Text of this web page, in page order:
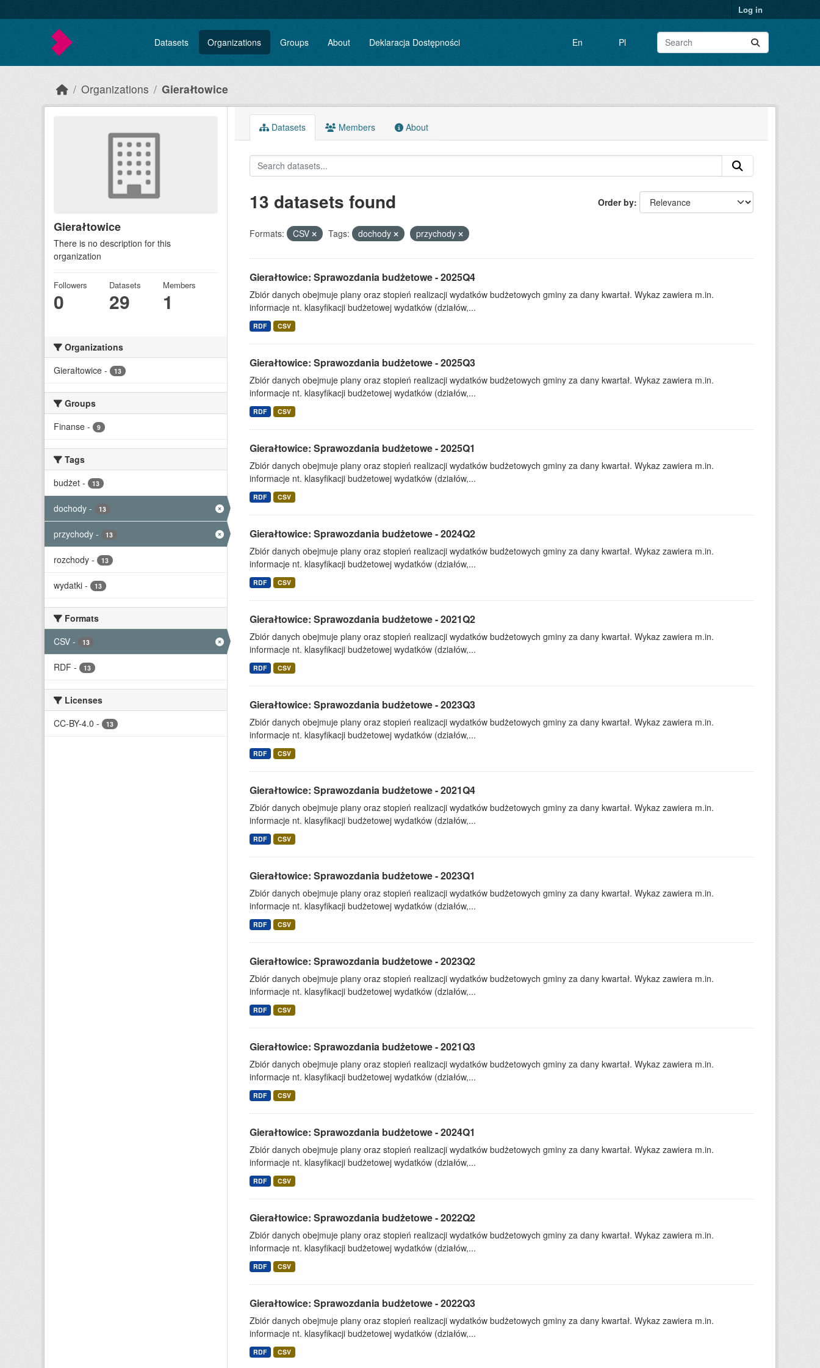
Log in
Datasets Organizations Groups About Deklaracja Dostępności En Pl
Organizations Gierałtowice
Gierałtowice
There is no description for this
organization
Followers
0
Datasets
29
Members
1
Organizations
Gierałtowice - 13
Groups
Finanse - 9
Tags
budżet - 13
dochody - 13
przychody - 13
rozchody - 13
wydatki - 13
Formats
CSV - 13
RDF - 13
Licenses
CC-BY-4.0 - 13
Datasets Members About
Order by
13 datasets found
Formats: CSV Tags: dochody przychody
Gierałtowice: Sprawozdania budżetowe - 2025Q4
Zbiór danych obejmuje plany oraz stopień realizacji wydatków budżetowych gminy za dany kwartał. Wykaz zawiera m.in.
informacje nt. klasyfikacji budżetowej wydatków (działów,...
RDF CSV
Gierałtowice: Sprawozdania budżetowe - 2025Q3
Zbiór danych obejmuje plany oraz stopień realizacji wydatków budżetowych gminy za dany kwartał. Wykaz zawiera m.in.
informacje nt. klasyfikacji budżetowej wydatków (działów,...
RDF CSV
Gierałtowice: Sprawozdania budżetowe - 2025Q1
Zbiór danych obejmuje plany oraz stopień realizacji wydatków budżetowych gminy za dany kwartał. Wykaz zawiera m.in.
informacje nt. klasyfikacji budżetowej wydatków (działów,...
RDF CSV
Gierałtowice: Sprawozdania budżetowe - 2024Q2
Zbiór danych obejmuje plany oraz stopień realizacji wydatków budżetowych gminy za dany kwartał. Wykaz zawiera m.in.
informacje nt. klasyfikacji budżetowej wydatków (działów,...
RDF CSV
Gierałtowice: Sprawozdania budżetowe - 2021Q2
Zbiór danych obejmuje plany oraz stopień realizacji wydatków budżetowych gminy za dany kwartał. Wykaz zawiera m.in.
informacje nt. klasyfikacji budżetowej wydatków (działów,...
RDF CSV
Gierałtowice: Sprawozdania budżetowe - 2023Q3
Zbiór danych obejmuje plany oraz stopień realizacji wydatków budżetowych gminy za dany kwartał. Wykaz zawiera m.in.
informacje nt. klasyfikacji budżetowej wydatków (działów,...
RDF CSV
Gierałtowice: Sprawozdania budżetowe - 2021Q4
Zbiór danych obejmuje plany oraz stopień realizacji wydatków budżetowych gminy za dany kwartał. Wykaz zawiera m.in.
informacje nt. klasyfikacji budżetowej wydatków (działów,...
RDF CSV
Gierałtowice: Sprawozdania budżetowe - 2023Q1
Zbiór danych obejmuje plany oraz stopień realizacji wydatków budżetowych gminy za dany kwartał. Wykaz zawiera m.in.
informacje nt. klasyfikacji budżetowej wydatków (działów,...
RDF CSV
Gierałtowice: Sprawozdania budżetowe - 2023Q2
Zbiór danych obejmuje plany oraz stopień realizacji wydatków budżetowych gminy za dany kwartał. Wykaz zawiera m.in.
informacje nt. klasyfikacji budżetowej wydatków (działów,...
RDF CSV
Gierałtowice: Sprawozdania budżetowe - 2021Q3
Zbiór danych obejmuje plany oraz stopień realizacji wydatków budżetowych gminy za dany kwartał. Wykaz zawiera m.in.
informacje nt. klasyfikacji budżetowej wydatków (działów,...
RDF CSV
Gierałtowice: Sprawozdania budżetowe - 2024Q1
Zbiór danych obejmuje plany oraz stopień realizacji wydatków budżetowych gminy za dany kwartał. Wykaz zawiera m.in.
informacje nt. klasyfikacji budżetowej wydatków (działów,...
RDF CSV
Gierałtowice: Sprawozdania budżetowe - 2022Q2
Zbiór danych obejmuje plany oraz stopień realizacji wydatków budżetowych gminy za dany kwartał. Wykaz zawiera m.in.
informacje nt. klasyfikacji budżetowej wydatków (działów,...
RDF CSV
Gierałtowice: Sprawozdania budżetowe - 2022Q3
Zbiór danych obejmuje plany oraz stopień realizacji wydatków budżetowych gminy za dany kwartał. Wykaz zawiera m.in.
informacje nt. klasyfikacji budżetowej wydatków (działów,...
RDF CSV